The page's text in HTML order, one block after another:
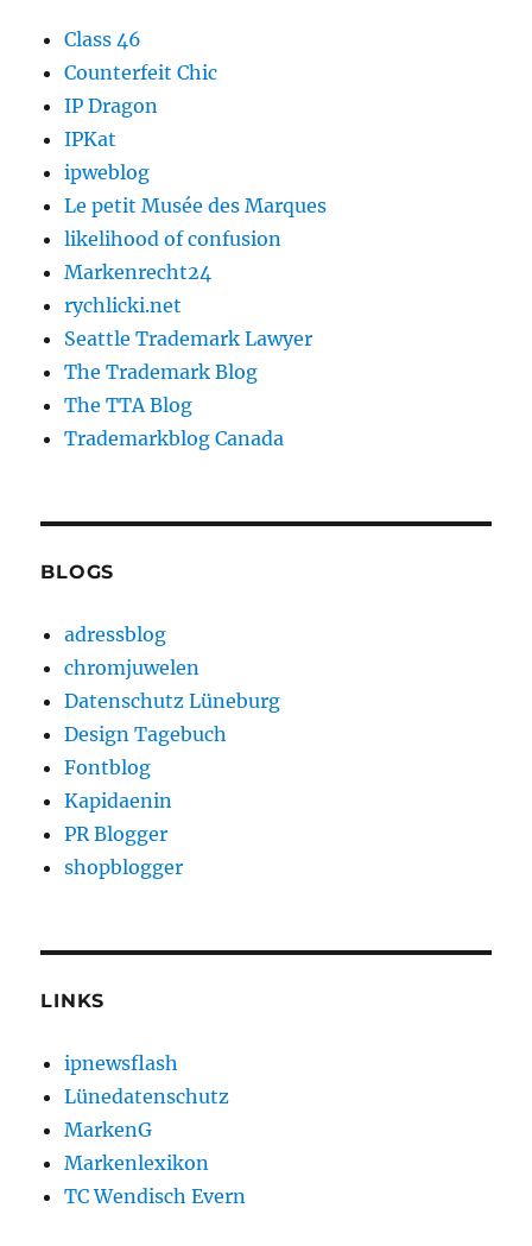
Class 46
Counterfeit Chic
IP Dragon
IPKat
ipweblog
Le petit Musée des Marques
likelihood of confusion
Markenrecht24
rychlicki.net
Seattle Trademark Lawyer
The Trademark Blog
The TTA Blog
Trademarkblog Canada
BLOGS
adressblog
chromjuwelen
Datenschutz Lüneburg
Design Tagebuch
Fontblog
Kapidaenin
PR Blogger
shopblogger
LINKS
ipnewsflash
Lünedatenschutz
MarkenG
Markenlexikon
TC Wendisch Evern